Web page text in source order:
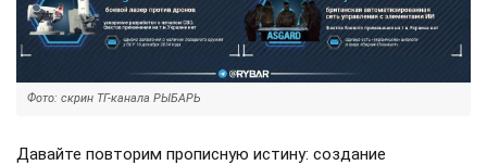
Фото: скрин ТГ-канала РЫБАРЬ
Давайте повторим прописную истину: создание